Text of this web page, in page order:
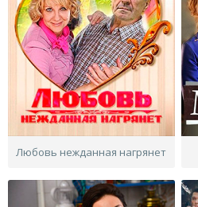
Любовь нежданная нагрянет